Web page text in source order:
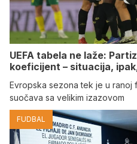
UEFA tabela ne laže:
koeficijent – situacija,
Evropska sezona tek je u ranoj
suočava sa velikim izazovom
FUDBAL